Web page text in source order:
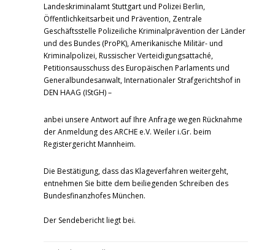
Landeskriminalamt Stuttgart und Polizei Berlin,
Öffentlichkeitsarbeit und Prävention, Zentrale
Geschäftsstelle Polizeiliche Kriminalprävention der Länder
und des Bundes (ProPK), Amerikanische Militär- und
Kriminalpolizei, Russischer Verteidigungsattaché,
Petitionsausschuss des Europäischen Parlaments und
Generalbundesanwalt, Internationaler Strafgerichtshof in
DEN HAAG (IStGH) –
anbei unsere Antwort auf Ihre Anfrage wegen Rücknahme
der Anmeldung des ARCHE e.V. Weiler i.Gr. beim
Registergericht Mannheim.
Die Bestätigung, dass das Klageverfahren weitergeht,
entnehmen Sie bitte dem beiliegenden Schreiben des
Bundesfinanzhofes München.
Der Sendebericht liegt bei.